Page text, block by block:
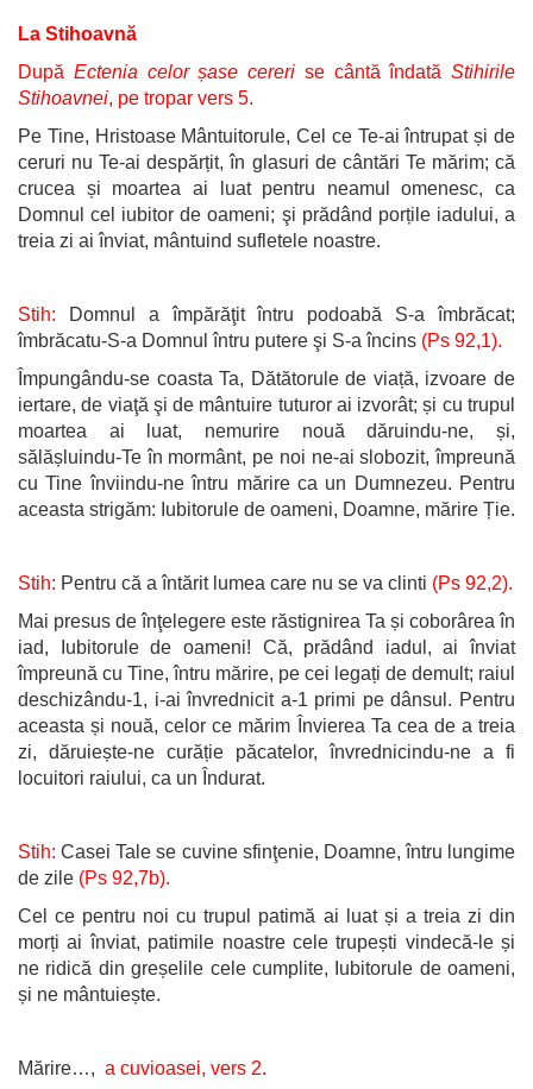
La Stihoavnă
După Ectenia celor șase cereri se cântă îndată Stihirile
Stihoavnei, pe tropar vers 5.
Pe Tine, Hristoase Mântuitorule, Cel ce Te-ai întrupat și de
ceruri nu Te-ai despărțit, în glasuri de cântări Te mărim; că
crucea și moartea ai luat pentru neamul omenesc, ca
Domnul cel iubitor de oameni; şi prădând porțile iadului, a
treia zi ai înviat, mântuind sufletele noastre.
Stih: Domnul a împărăţit întru podoabă S-a îmbrăcat;
îmbrăcatu-S-a Domnul întru putere şi S-a încins (Ps 92,1).
Împungându-se coasta Ta, Dătătorule de viață, izvoare de
iertare, de viaţă şi de mântuire tuturor ai izvorât; și cu trupul
moartea ai luat, nemurire nouă dăruindu-ne, și,
sălășluindu-Te în mormânt, pe noi ne-ai slobozit, împreună
cu Tine înviindu-ne întru mărire ca un Dumnezeu. Pentru
aceasta strigăm: Iubitorule de oameni, Doamne, mărire Ție.
Stih: Pentru că a întărit lumea care nu se va clinti (Ps 92,2).
Mai presus de înţelegere este răstignirea Ta și coborârea în
iad, Iubitorule de oameni! Că, prădând iadul, ai înviat
împreună cu Tine, întru mărire, pe cei legați de demult; raiul
deschizându-1, i-ai învrednicit a-1 primi pe dânsul. Pentru
aceasta și nouă, celor ce mărim Învierea Ta cea de a treia
zi, dăruiește-ne curăție păcatelor, învrednicindu-ne a fi
locuitori raiului, ca un Îndurat.
Stih: Casei Tale se cuvine sfinţenie, Doamne, întru lungime
de zile (Ps 92,7b).
Cel ce pentru noi cu trupul patimă ai luat și a treia zi din
morți ai înviat, patimile noastre cele trupești vindecă-le și
ne ridică din greșelile cele cumplite, Iubitorule de oameni,
și ne mântuiește.
Mărire…, a cuvioasei, vers 2.